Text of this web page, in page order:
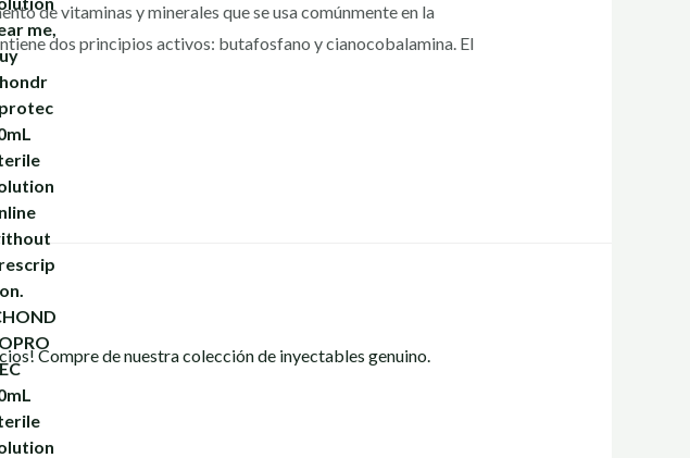
de vitaminas y minerales que se usa comúnmente en la
dos principios activos: butafosfano y cianocobalamina. El